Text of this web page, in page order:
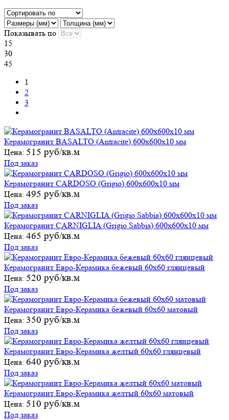
Показывать по
15
30
45
1
2
3
Керамогранит BASALTO (Antracite) 600х600х10 мм
Цена: 515 руб/кв.м
Под заказ
Керамогранит CARDOSO (Grigio) 600х600х10 мм
Цена: 495 руб/кв.м
Под заказ
Керамогранит CARNIGLIA (Grigio Sabbia) 600х600х10 мм
Цена: 465 руб/кв.м
Под заказ
Керамогранит Евро-Керамика бежевый 60х60 глянцевый
Цена: 520 руб/кв.м
Под заказ
Керамогранит Евро-Керамика бежевый 60х60 матовый
Цена: 350 руб/кв.м
Под заказ
Керамогранит Евро-Керамика желтый 60х60 глянцевый
Цена: 640 руб/кв.м
Под заказ
Керамогранит Евро-Керамика желтый 60х60 матовый
Цена: 510 руб/кв.м
Под заказ